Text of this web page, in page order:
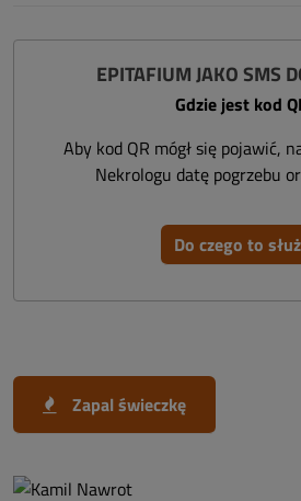
EPITAFIUM JAKO SMS
Gdzie jest kod
Aby kod QR mógł się pojawić,
Nekrologu datę pogrzebu
Do czego to
Zapal świeczkę